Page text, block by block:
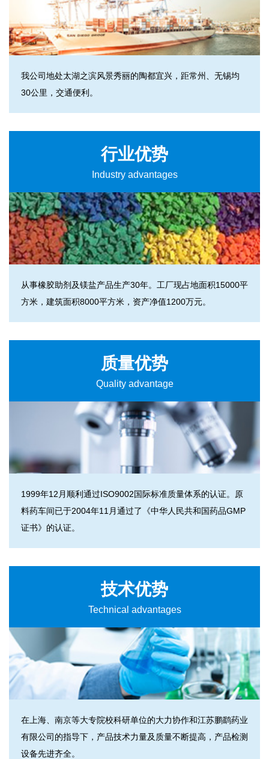
我公司地处太湖之滨风景秀丽的陶都宜兴，距常州、无锡均
30公里，交通便利。
行业优势
Industry advantages
从事橡胶助剂及镁盐产品生产30年。工厂现占地面积15000平
方米，建筑面积8000平方米，资产净值1200万元。
质量优势
Quality advantage
1999年12月顺利通过ISO9002国际标准质量体系的认证。原
料药车间已于2004年11月通过了《中华人民共和国药品GMP
证书》的认证。
技术优势
Technical advantages
在上海、南京等大专院校科研单位的大力协作和江苏鹏鹞药业
有限公司的指导下，产品技术力量及质量不断提高，产品检测
设备先进齐全。